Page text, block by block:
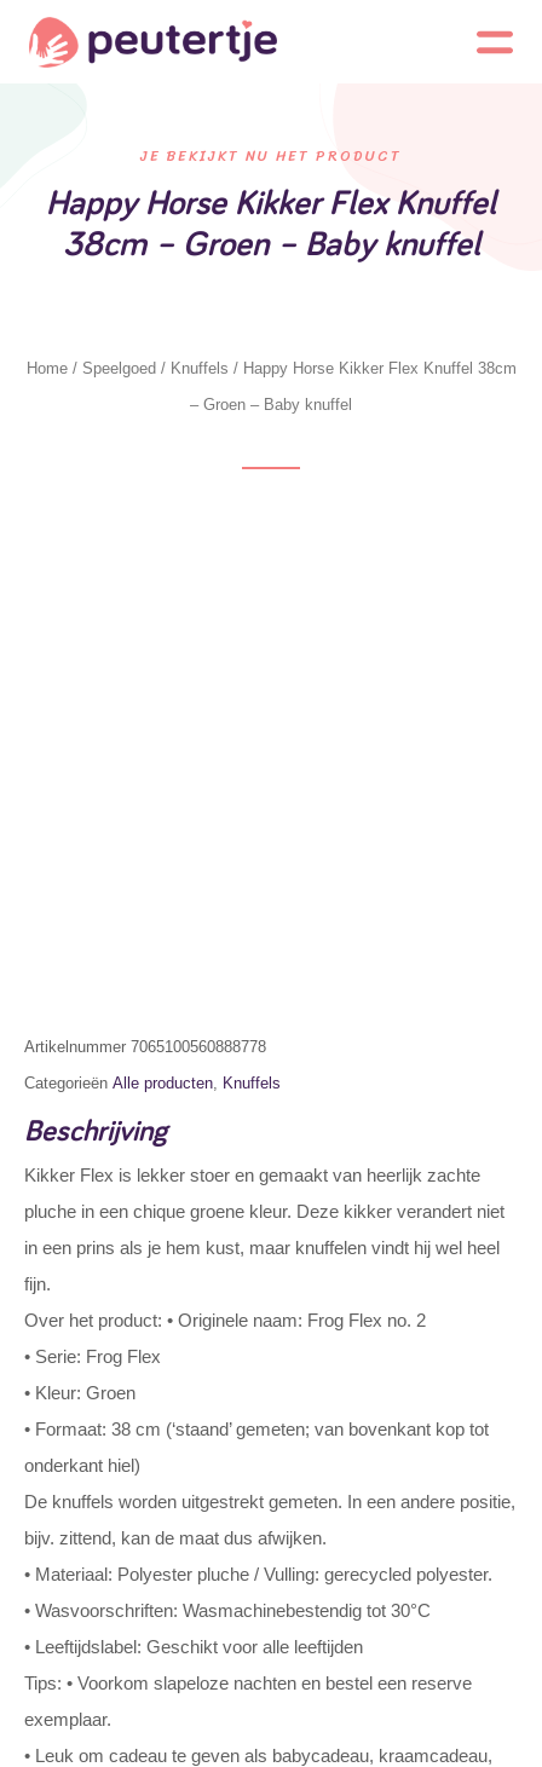
JE BEKIJKT NU HET PRODUCT
Happy Horse Kikker Flex Knuffel
38cm – Groen – Baby knuffel
Home/ Speelgoed / Knuffels / Happy Horse Kikker Flex Knuffel 38cm
– Groen – Baby knuffel
Artikelnummer 7065100560888778
Categorieën Alle producten, Knuffels
Beschrijving
Kikker Flex is lekker stoer en gemaakt van heerlijk zachte
pluche in een chique groene kleur. Deze kikker verandert niet
in een prins als je hem kust, maar knuffelen vindt hij wel heel
fijn.
Over het product: • Originele naam: Frog Flex no. 2
• Serie: Frog Flex
• Kleur: Groen
• Formaat: 38 cm (‘staand’ gemeten; van bovenkant kop tot
onderkant hiel)
De knuffels worden uitgestrekt gemeten. In een andere positie,
bijv. zittend, kan de maat dus afwijken.
• Materiaal: Polyester pluche / Vulling: gerecycled polyester.
• Wasvoorschriften: Wasmachinebestendig tot 30°C
• Leeftijdslabel: Geschikt voor alle leeftijden
Tips: • Voorkom slapeloze nachten en bestel een reserve
exemplaar.
• Leuk om cadeau te geven als babycadeau, kraamcadeau,